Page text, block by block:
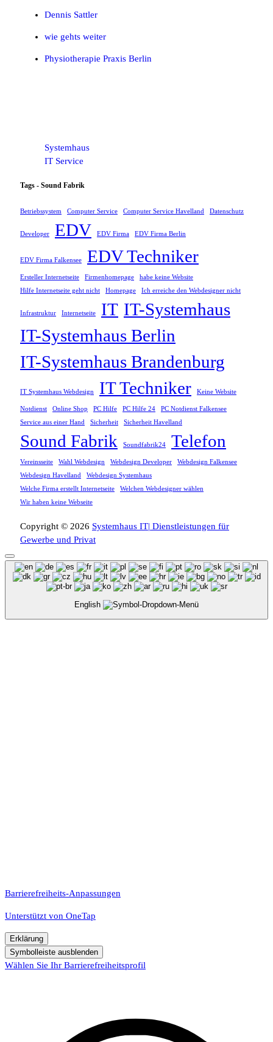
Dennis Sattler
wie gehts weiter
Physiotherapie Praxis Berlin
Systemhaus
IT Service
Tags - Sound Fabrik
Betriebssystem Computer Service Computer Service Havelland Datenschutz
Developer EDV EDV Firma EDV Firma Berlin
EDV Firma Falkensee EDV Techniker
Ersteller Internetseite Firmenhomepage
habe keine Website
Hilfe Internetseite geht nicht
Homepage Ich erreiche den Webdesigner nicht
Infrastruktur Internetseite IT IT-Systemhaus
IT-Systemhaus Berlin
IT-Systemhaus Brandenburg
IT Systemhaus Webdesign IT Techniker Keine Website
Notdienst Online Shop PC Hilfe PC Hilfe 24
PC Notdienst Falkensee
Service aus einer Hand
Sicherheit Sicherheit Havelland
Sound Fabrik Soundfabrik24 Telefon
Vereinsseite Wahl Webdesign Webdesign Developer
Webdesign Falkensee
Webdesign Havelland
Webdesign Systemhaus
Welche Firma erstellt Internetseite
Welchen Webdesigner wählen
Wir haben keine Webseite
Copyright © 2026 Systemhaus IT| Dienstleistungen für
Gewerbe und Privat
English
Barrierefreiheits-Anpassungen
Unterstützt von OneTap
Erklärung
Symbolleiste ausblenden
Wählen Sie Ihr Barrierefreiheitsprofil